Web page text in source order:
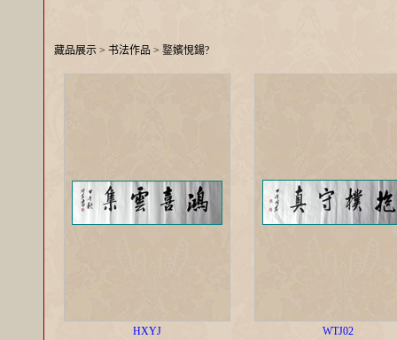
藏品展示 > 书法作品 > 鐜嬪悓鍚?
HXYJ
WTJ02